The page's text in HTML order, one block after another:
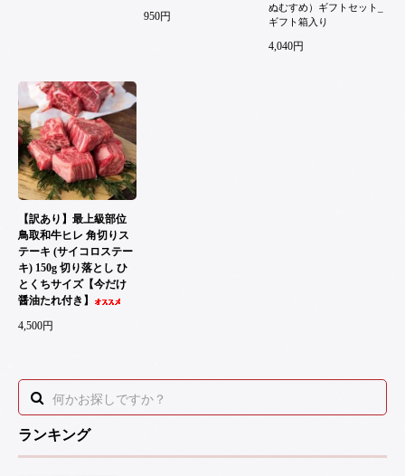
ランキング
950円
ぬむすめ）ギフトセット_
ギフト箱入り
4,040円
【訳あり】最上級部位
鳥取和牛ヒレ 角切りス
テーキ (サイコロステー
キ) 150g 切り落とし ひ
とくちサイズ【今だけ
醤油たれ付き】
4,500円